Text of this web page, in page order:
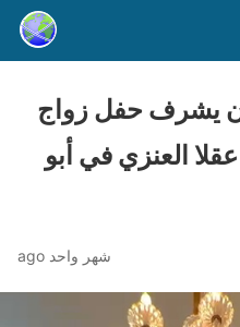
يشرف حفل زواج
العنزي في أبو
شهر واحد ago